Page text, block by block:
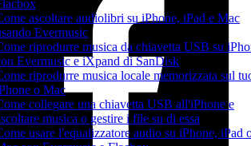
ascoltare audiolibri su iPhone, iPad e Mac
Evermusic
riprodurre musica da chiavetta USB su
Evermusic e iXpand di SanDisk
riprodurre musica locale memorizzata sul
o Mac
collegare una chiavetta USB all'iPhone e
musica o gestire i file su di essa
usare l'equalizzatore audio su iPhone, iPad